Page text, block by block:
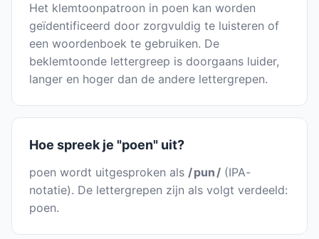
Het klemtoonpatroon in poen kan worden
geïdentificeerd door zorgvuldig te luisteren of
een woordenboek te gebruiken. De
beklemtoonde lettergreep is doorgaans luider,
langer en hoger dan de andere lettergrepen.
Hoe spreek je "poen" uit?
poen wordt uitgesproken als / pun / (IPA-
notatie). De lettergrepen zijn als volgt verdeeld:
poen.